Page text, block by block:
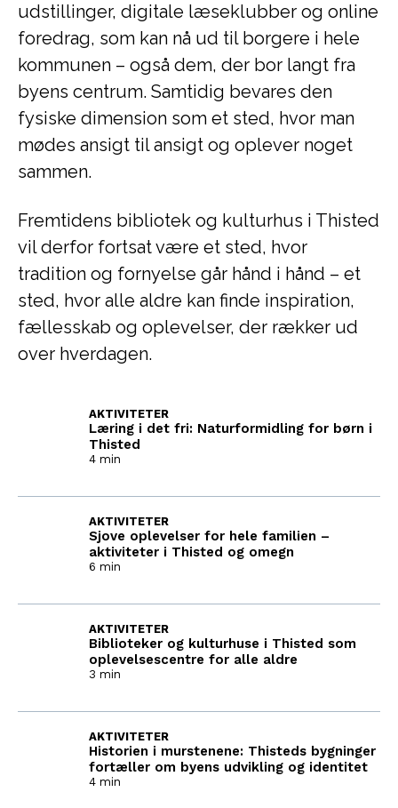
udstillinger, digitale læseklubber og online
foredrag, som kan nå ud til borgere i hele
kommunen – også dem, der bor langt fra
byens centrum. Samtidig bevares den
fysiske dimension som et sted, hvor man
mødes ansigt til ansigt og oplever noget
sammen.
Fremtidens bibliotek og kulturhus i Thisted
vil derfor fortsat være et sted, hvor
tradition og fornyelse går hånd i hånd – et
sted, hvor alle aldre kan finde inspiration,
fællesskab og oplevelser, der rækker ud
over hverdagen.
Læring i det fri: Naturformidling for børn i
Thisted
AKTIVITETER
4 min
Sjove oplevelser for hele familien –
aktiviteter i Thisted og omegn
AKTIVITETER
6 min
Biblioteker og kulturhuse i Thisted som
oplevelsescentre for alle aldre
AKTIVITETER
3 min
Historien i murstenene: Thisteds bygninger
fortæller om byens udvikling og identitet
AKTIVITETER
4 min